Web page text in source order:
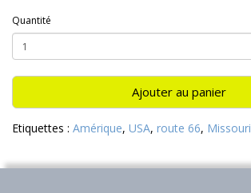
Quantité
Ajouter au panier
Etiquettes : Amérique, USA, route 66, Missouri